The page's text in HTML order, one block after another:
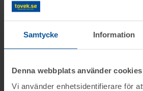
Samtycke Information
Denna webbplats använder cookies
Vi använder enhetsidentifierare för
Moms:
Slagavgift: 900 krexkl. moms
Information